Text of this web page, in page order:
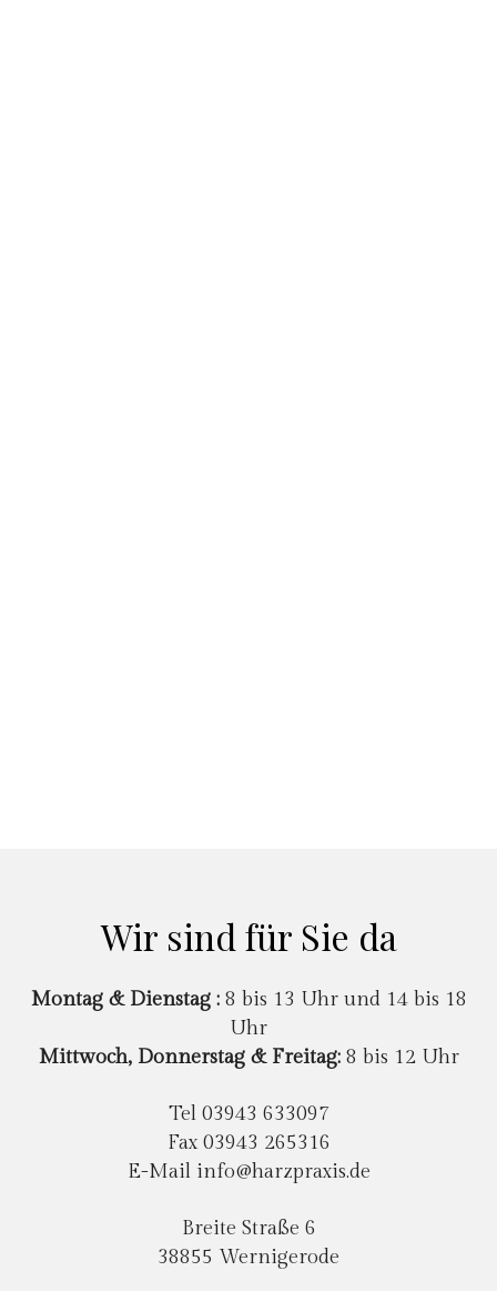
Wir sind für Sie da
Montag & Dienstag :8 bis 13 Uhr und 14 bis 18
Uhr
Mittwoch, Donnerstag& Freitag:8 bis 12 Uhr
Tel 03943 633097
Fax 03943 265316
E-Mail info@harzpraxis.de
Breite Straße 6
38855 Wernigerode